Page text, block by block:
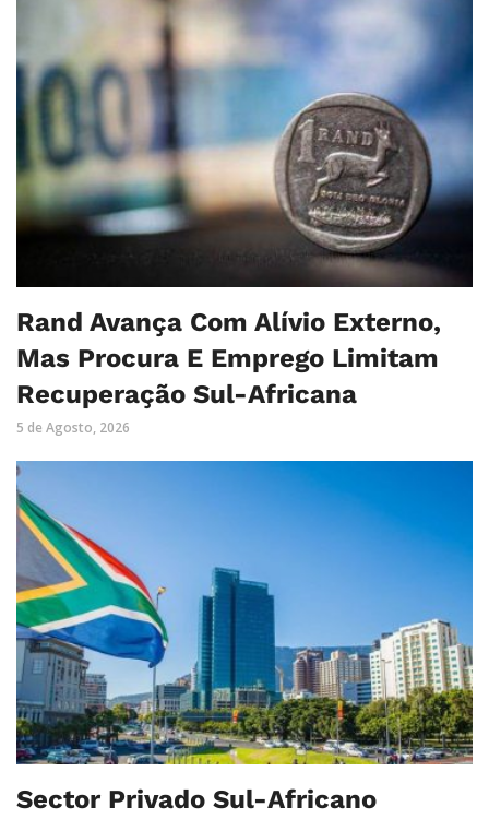
Rand Avança Com Alívio Externo,
Mas Procura E Emprego Limitam
Recuperação Sul-Africana
5 de Agosto, 2026
Sector Privado Sul-Africano